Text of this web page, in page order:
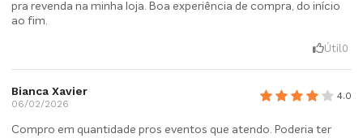
pra revenda na minha loja. Boa experiência de compra, do início
ao fim.
Útil 0
Bianca Xavier
06/02/2026
4.0
Compro em quantidade pros eventos que atendo. Poderia ter